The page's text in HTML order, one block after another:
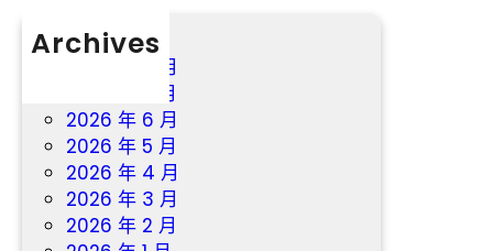
Archives
2026 年 8 月
2026 年 7 月
2026 年 6 月
2026 年 5 月
2026 年 4 月
2026 年 3 月
2026 年 2 月